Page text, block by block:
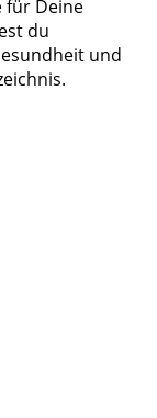
für Deine
du
und